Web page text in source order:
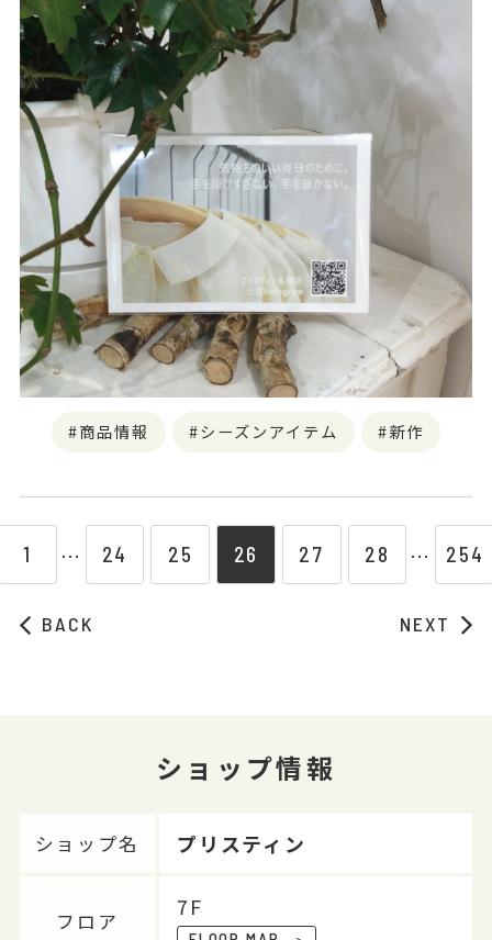
商品情報 シーズンアイテム 新作
BACK
1 ⋯ 24 25 26 27 28 ⋯ 254
NEXT
ショップ情報
ショップ名 プリスティン
フロア
7F